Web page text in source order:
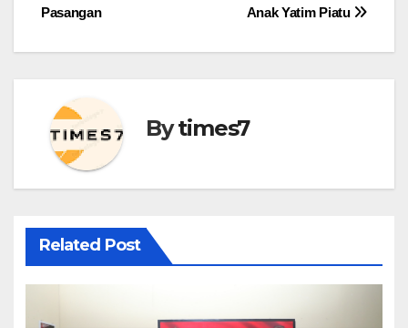
Anak Yatim Piatu
Pasangan
Bytimes7
Related Post